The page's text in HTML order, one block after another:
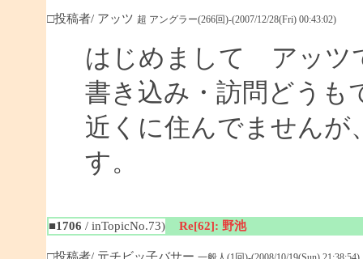
□投稿者/ アッツ 超 アングラー(266回)-(2007/12/28(Fri) 00:43:02)
はじめまして アッツ
書き込み・訪問どうも
近くに住んでませんが
す。
■1706 / inTopicNo.73) Re[62]: 野池
□投稿者/ 元チビッ子バサー